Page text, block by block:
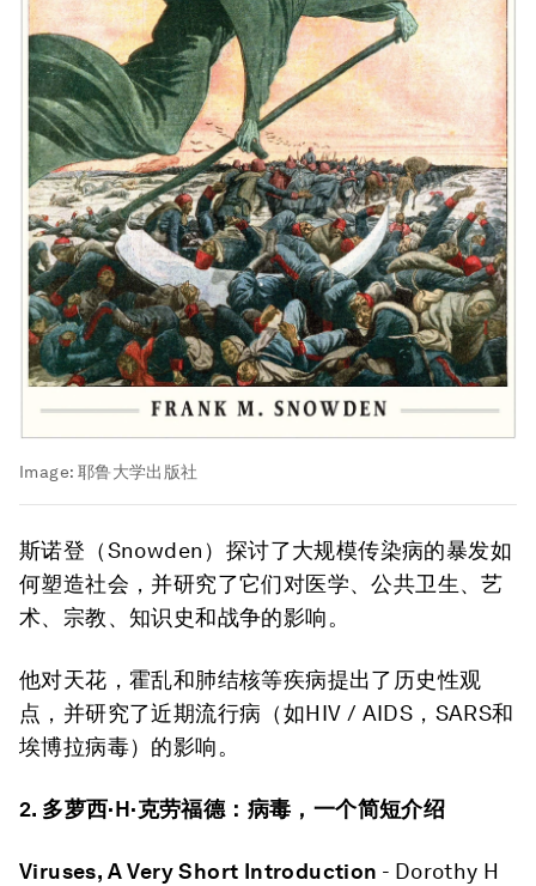
Image: 耶鲁大学出版社
斯诺登（Snowden）探讨了大规模传染病的暴发如
何塑造社会，并研究了它们对医学、公共卫生、艺
术、宗教、知识史和战争的影响。
他对天花，霍乱和肺结核等疾病提出了历史性观
点，并研究了近期流行病（如HIV / AIDS，SARS和
埃博拉病毒）的影响。
2. 多萝西·H·克劳福德：病毒，一个简短介绍
Viruses, A Very Short Introduction - Dorothy H